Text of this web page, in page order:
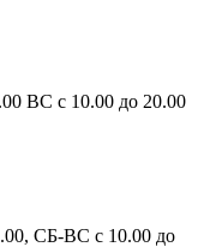
ВС с 10.00 до 20.00
СБ-ВС с 10.00 до